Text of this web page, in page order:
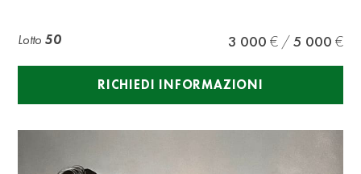
Lotto50 3 000 5 000
RICHIEDI INFORMAZIONI